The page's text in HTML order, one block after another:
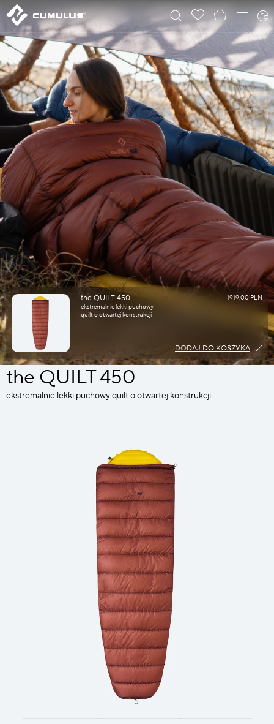
the QUILT 450
ekstremalnie lekki puchowy
quilt o otwartej konstrukcji
1919.00 PLN
DODAJ DO KOSZYKA
the QUILT 450
ekstremalnie lekki puchowy quilt o otwartej konstrukcji